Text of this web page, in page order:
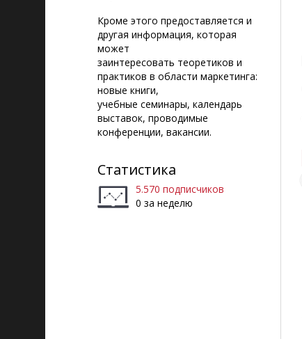
Кроме этого предоставляется и
другая информация, которая
может
заинтересовать теоретиков и
практиков в области маркетинга:
новые книги,
учебные семинары, календарь
выставок, проводимые
конференции, вакансии.
Статистика
5.570 подписчиков
0 за неделю